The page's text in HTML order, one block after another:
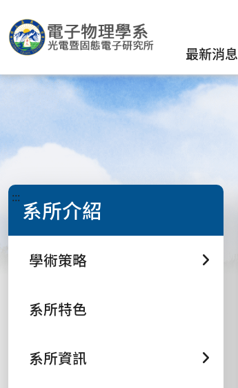
最新消息
::: 系所介紹
學術策略
系所特色
系所資訊